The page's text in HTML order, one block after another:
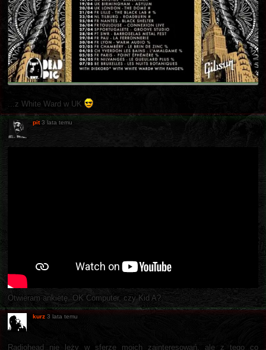
...z White Ward w UK
pit 3 lata temu
Otwieram ankietę. OK Computer, czy Kid A?
kurz 3 lata temu
Radiohead nie leży w sferze moich zainteresowań, ale z tego co